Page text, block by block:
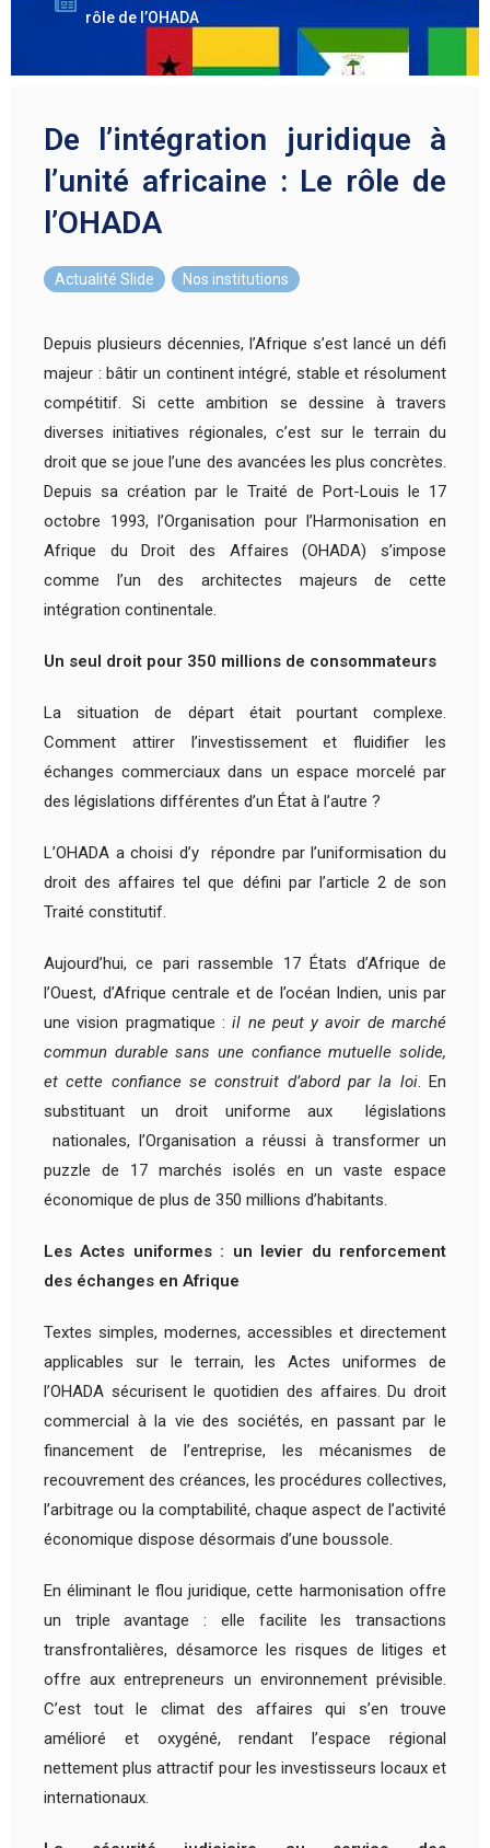
rôle de l’OHADA
De l’intégration juridique à
l’unité africaine : Le rôle de
l’OHADA
Actualité Slide Nos institutions
Depuis plusieurs décennies, l’Afrique s’est lancé un défi
majeur : bâtir un continent intégré, stable et résolument
compétitif. Si cette ambition se dessine à travers
diverses initiatives régionales, c’est sur le terrain du
droit que se joue l’une des avancées les plus concrètes.
Depuis sa création par le Traité de Port-Louis le 17
octobre 1993, l’Organisation pour l’Harmonisation en
Afrique du Droit des Affaires (OHADA) s’impose
comme l’un des architectes majeurs de cette
intégration continentale.
Un seul droit pour 350 millions de consommateurs
La situation de départ était pourtant complexe.
Comment attirer l’investissement et fluidifier les
échanges commerciaux dans un espace morcelé par
des législations différentes d’un État à l’autre ?
L’OHADA a choisi d’y répondre par l’uniformisation du
droit des affaires tel que défini par l’article 2 de son
Traité constitutif.
Aujourd’hui, ce pari rassemble 17 États d’Afrique de
l’Ouest, d’Afrique centrale et de l’océan Indien, unis par
une vision pragmatique :il ne peut y avoir de marché
commun durable sans une confiance mutuelle solide,
et cette confiance se construit d’abord par la loi. En
substituant un droit uniforme aux législations
nationales, l’Organisation a réussi à transformer un
puzzle de 17 marchés isolés en un vaste espace
économique de plus de 350 millions d’habitants.
Les Actes uniformes : un levier du renforcement
des échanges en Afrique
Textes simples, modernes, accessibles et directement
applicables sur le terrain, les Actes uniformes de
l’OHADA sécurisent le quotidien des affaires. Du droit
commercial à la vie des sociétés, en passant par le
financement de l’entreprise, les mécanismes de
recouvrement des créances, les procédures collectives,
l’arbitrage ou la comptabilité, chaque aspect de l’activité
économique dispose désormais d’une boussole.
En éliminant le flou juridique, cette harmonisation offre
un triple avantage : elle facilite les transactions
transfrontalières, désamorce les risques de litiges et
offre aux entrepreneurs un environnement prévisible.
C’est tout le climat des affaires qui s’en trouve
amélioré et oxygéné, rendant l’espace régional
nettement plus attractif pour les investisseurs locaux et
internationaux.